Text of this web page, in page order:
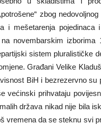
zbog
i mešetarenja
novembarskim
sistem pluralističke
Građani Velike
BiH i bezrezervno
većinski prihvataju
država nikad nije bila
vremena da se steknu svi